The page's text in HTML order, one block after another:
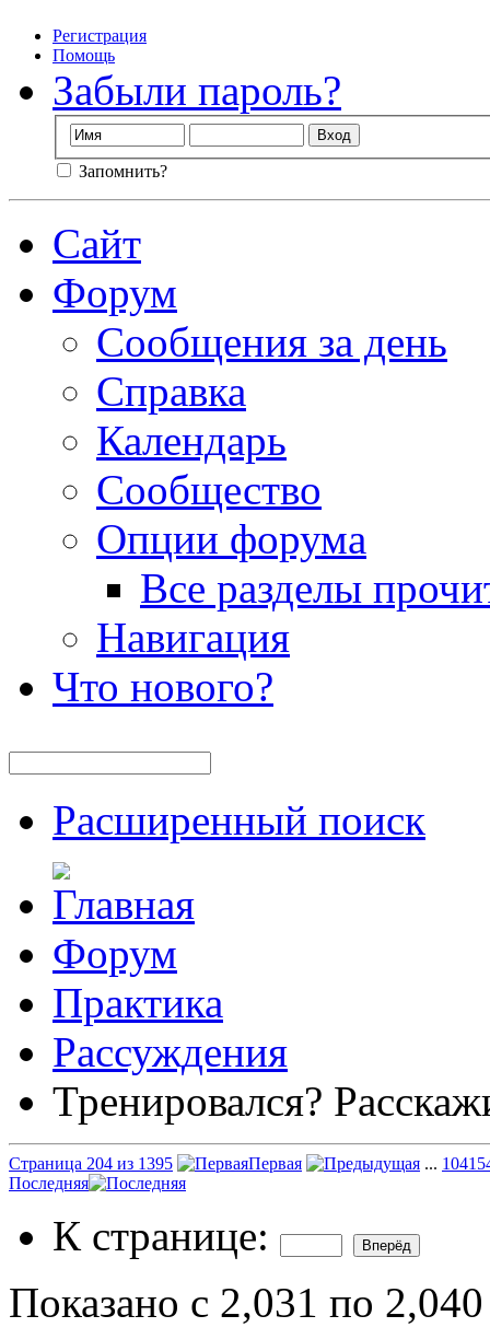
Регистрация
Помощь
Забыли пароль?
Запомнить?
Сайт
Форум
Сообщения за день
Справка
Календарь
Сообщество
Опции форума
Все разделы
Навигация
Что нового?
Расширенный поиск
Форум
Практика
Рассуждения
Тренировался?
Страница 204 из 1395 Первая ... 104
Последняя
К странице:
Показано с 2,031 по